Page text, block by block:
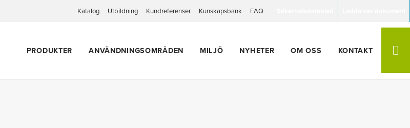
Katalog Utbildning Kundreferenser Kunskapsbank FAQ
PRODUKTER ANVÄNDNINGSOMRÅDEN MILJÖ NYHETER OM OSS KONTAKT